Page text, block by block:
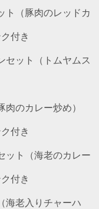
（豚肉のレッドカ
き
ット（トムヤムス
肉のカレー炒め）
き
ト（海老のカレー
き
海老入りチャーハ